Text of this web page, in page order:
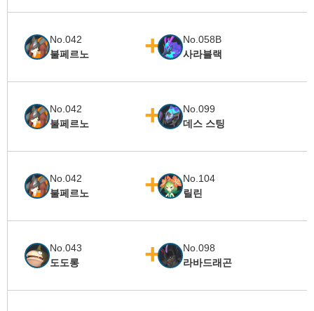
No.042
불페르노
No.058B
사라블랙
No.042
불페르노
No.099
데스 스팅
No.042
불페르노
No.104
릴린
No.043
도도롱
No.098
라바드래곤